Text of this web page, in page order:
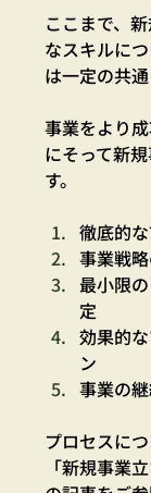
ここまで、
なスキルに
は一定の共
事業をより
にそって新
す。
徹底的
事業戦
最小限
定
効果的
ン
事業の
プロセスに
「新規事業